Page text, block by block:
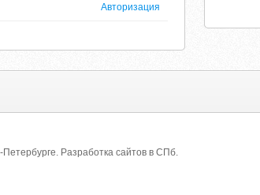
Авторизация
Разработка сайтов в СПб.